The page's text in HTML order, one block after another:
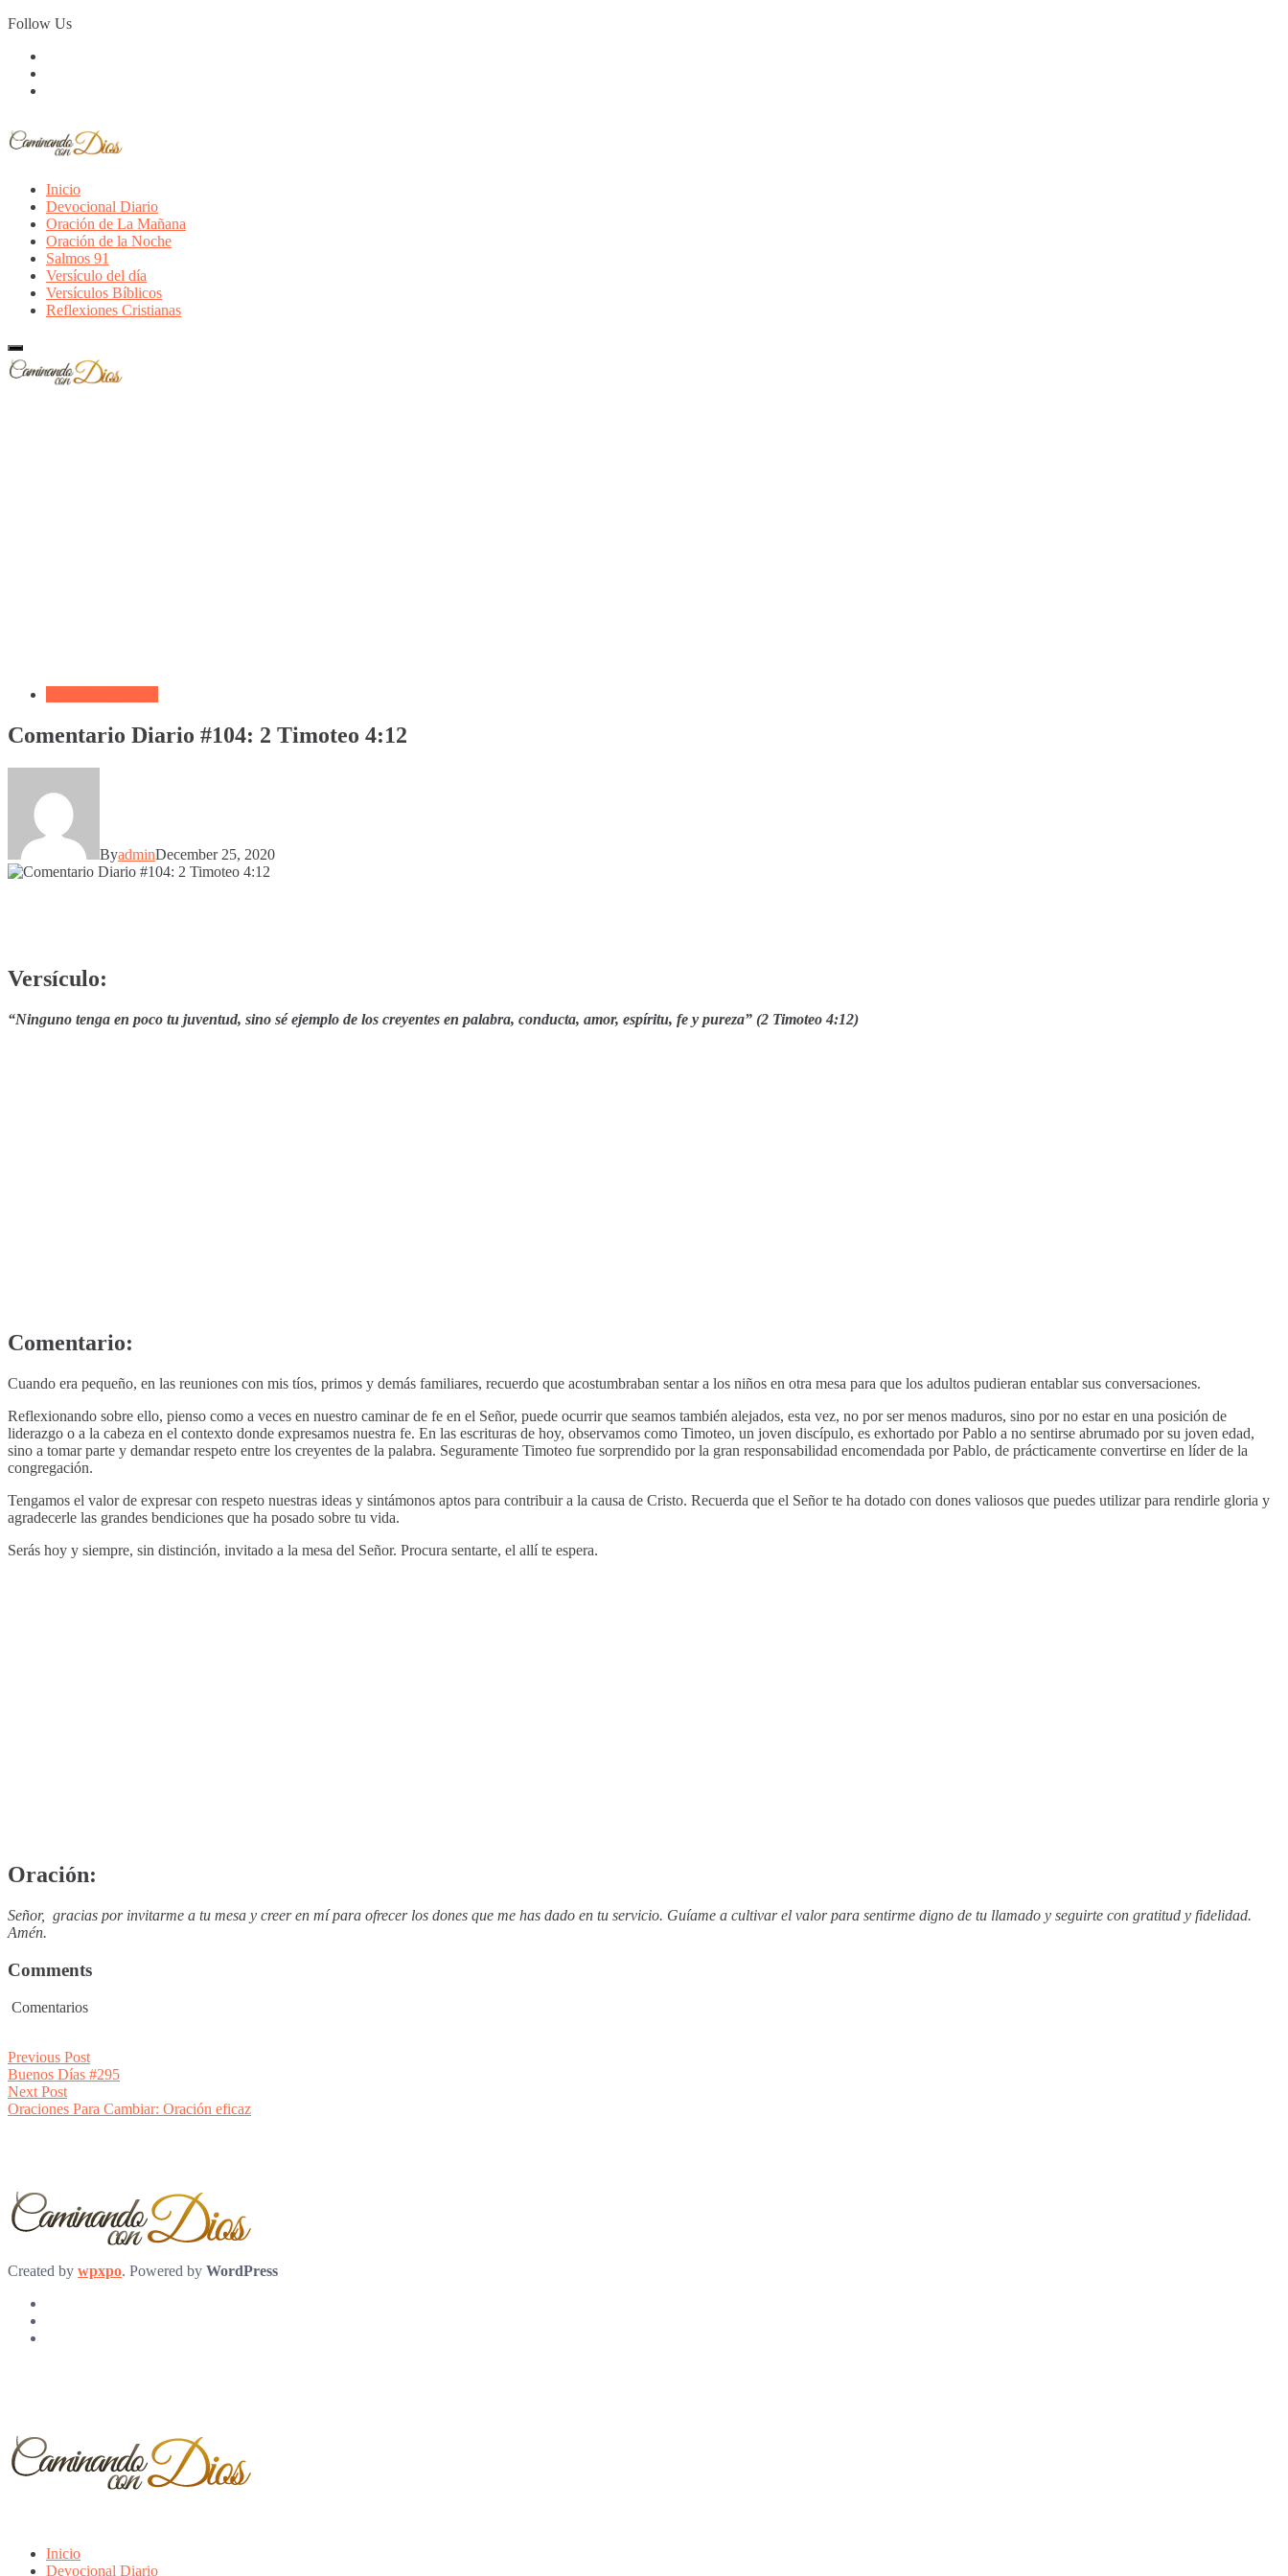
Skip
to
Follow Us
Inicio
Devocional Diario
Oración de La Mañana
Oración de la Noche
Salmos 91
Versículo del día
Versículos Bíblicos
Reflexiones Cristianas
Comentario Diario #104: 2 Timoteo 4:12
ByadminDecember 25, 2020
Versículo:
“Ninguno tenga en poco tu juventud, sino sé ejemplo de los creyentes en palabra, conducta, amor, espíritu, fe y pureza” (2 Timoteo 4:12)
Comentario:
Cuando era pequeño, en las reuniones con mis tíos, primos y demás familiares, recuerdo que acostumbraban sentar a los niños en otra mesa para que los adultos pudieran entablar sus conversaciones.
Reflexionando sobre ello, pienso como a veces en nuestro caminar de fe en el Señor, puede ocurrir que seamos también alejados, esta vez, no por ser menos maduros, sino por no estar en una posición de
liderazgo o a la cabeza en el contexto donde expresamos nuestra fe. En las escrituras de hoy, observamos como Timoteo, un joven discípulo, es exhortado por Pablo a no sentirse abrumado por su joven edad,
sino a tomar parte y demandar respeto entre los creyentes de la palabra. Seguramente Timoteo fue sorprendido por la gran responsabilidad encomendada por Pablo, de prácticamente convertirse en líder de la
congregación.
Tengamos el valor de expresar con respeto nuestras ideas y sintámonos aptos para contribuir a la causa de Cristo. Recuerda que el Señor te ha dotado con dones valiosos que puedes utilizar para rendirle gloria y
agradecerle las grandes bendiciones que ha posado sobre tu vida.
Serás hoy y siempre, sin distinción, invitado a la mesa del Señor. Procura sentarte, el allí te espera.
Oración:
Señor, gracias por invitarme a tu mesa y creer en mí para ofrecer los dones que me has dado en tu servicio. Guíame a cultivar el valor para sentirme digno de tu llamado y seguirte con gratitud y fidelidad.
Amén.
Comments
Comentarios
Post
navigation
Previous PostPrevious
post:
Buenos Días #295
Next PostNext
post:
Oraciones Para Cambiar: Oración eficaz
Created by wpxpo. Powered by WordPress
Inicio
Devocional Diario